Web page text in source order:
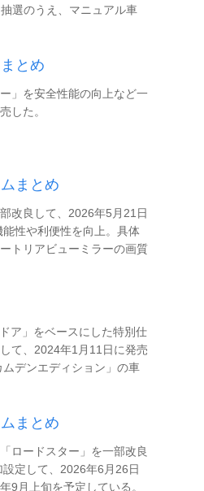
選のうえ、マニュアル車
とめ
」を安全性能の向上など一
した。
まとめ
改良して、2026年5月21日
性や利便性を向上。具体
トリアビューミラーの画質
ア」をベースにした特別仕
て、2024年1月11日に発売
デンエディション」の車
まとめ
ロードスター」を一部改良
定して、2026年6月26日
9月上旬を予定している。